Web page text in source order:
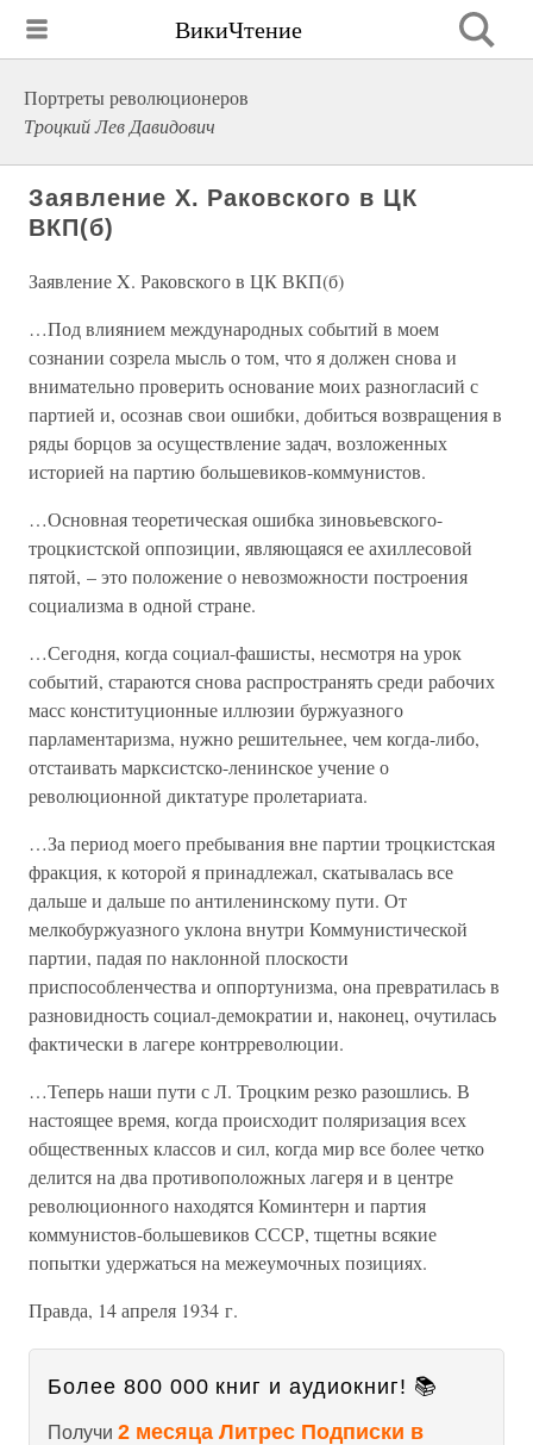
ВикиЧтение
Портреты революционеров
Троцкий Лев Давидович
Заявление X. Раковского в ЦК
ВКП(б)
Заявление X. Раковского в ЦК ВКП(б)
…Под влиянием международных событий в моем
сознании созрела мысль о том, что я должен снова и
внимательно проверить основание моих разногласий с
партией и, осознав свои ошибки, добиться возвращения в
ряды борцов за осуществление задач, возложенных
историей на партию большевиков-коммунистов.
…Основная теоретическая ошибка зиновьевского-
троцкистской оппозиции, являющаяся ее ахиллесовой
пятой, – это положение о невозможности построения
социализма в одной стране.
…Сегодня, когда социал-фашисты, несмотря на урок
событий, стараются снова распространять среди рабочих
масс конституционные иллюзии буржуазного
парламентаризма, нужно решительнее, чем когда-либо,
отстаивать марксистско-ленинское учение о
революционной диктатуре пролетариата.
…За период моего пребывания вне партии троцкистская
фракция, к которой я принадлежал, скатывалась все
дальше и дальше по антиленинскому пути. От
мелкобуржуазного уклона внутри Коммунистической
партии, падая по наклонной плоскости
приспособленчества и оппортунизма, она превратилась в
разновидность социал-демократии и, наконец, очутилась
фактически в лагере контрреволюции.
…Теперь наши пути с Л. Троцким резко разошлись. В
настоящее время, когда происходит поляризация всех
общественных классов и сил, когда мир все более четко
делится на два противоположных лагеря и в центре
революционного находятся Коминтерн и партия
коммунистов-большевиков СССР, тщетны всякие
попытки удержаться на межеумочных позициях.
Правда, 14 апреля 1934 г.
Более 800 000 книг и аудиокниг! 📚
Получи 2 месяца Литрес Подписки в